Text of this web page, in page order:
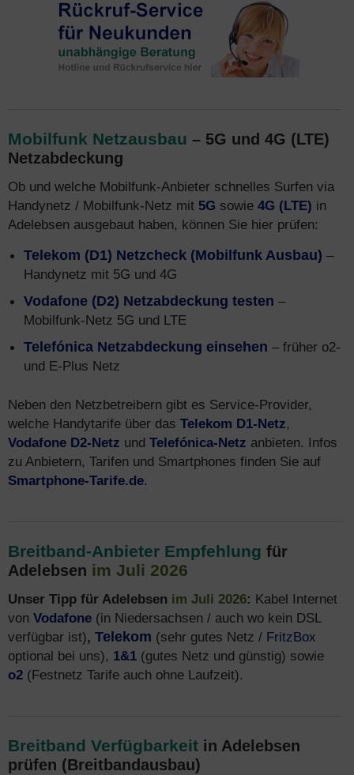
Mobilfunk Netzausbau – 5G und 4G (LTE)
Netzabdeckung
Ob und welche Mobilfunk-Anbieter schnelles Surfen via
Handynetz / Mobilfunk-Netz mit 5G sowie 4G (LTE) in
Adelebsen ausgebaut haben, können Sie hier prüfen:
Telekom (D1) Netzcheck (Mobilfunk Ausbau) –
Handynetz mit 5G und 4G
Vodafone (D2) Netzabdeckung testen –
Mobilfunk-Netz 5G und LTE
Telefónica Netzabdeckung einsehen – früher o2-
und E-Plus Netz
Neben den Netzbetreibern gibt es Service-Provider,
welche Handytarife über das Telekom D1-Netz,
Vodafone D2-Netz und Telefónica-Netz anbieten. Infos
zu Anbietern, Tarifen und Smartphones finden Sie auf
Smartphone-Tarife.de.
Breitband-Anbieter Empfehlung für
Adelebsen im Juli 2026
Unser Tipp für Adelebsen im Juli 2026: Kabel Internet
von Vodafone (in Niedersachsen / auch wo kein DSL
verfügbar ist), Telekom (sehr gutes Netz / FritzBox
optional bei uns), 1&1 (gutes Netz und günstig) sowie
o2 (Festnetz Tarife auch ohne Laufzeit).
Breitband Verfügbarkeit in Adelebsen
prüfen (Breitbandausbau)